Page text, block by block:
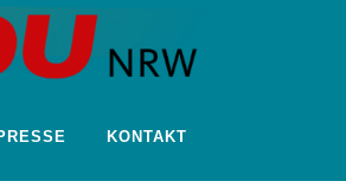
KONTAKT